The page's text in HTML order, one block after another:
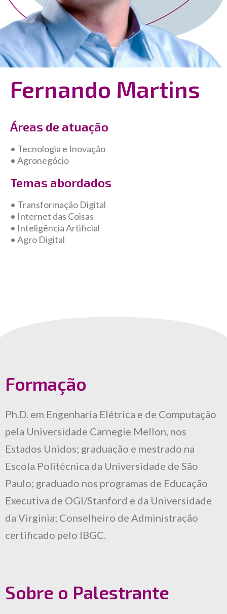
Fernando Martins
Áreas de atuação
• Tecnologia e Inovação
• Agronegócio
Temas abordados
• Transformação Digital
• Internet das Coisas
• Inteligência Artificial
• Agro Digital
Formação
Ph.D. em Engenharia Elétrica e de Computação
pela Universidade Carnegie Mellon, nos
Estados Unidos; graduação e mestrado na
Escola Politécnica da Universidade de São
Paulo; graduado nos programas de Educação
Executiva de OGI/Stanford e da Universidade
da Virginia; Conselheiro de Administração
certificado pelo IBGC.
Sobre o Palestrante